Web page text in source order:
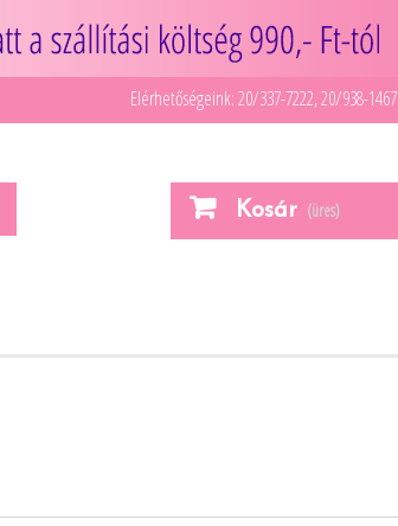
Elérhetőségeink: 20/337-7222, 20/938-1467
Kosár (üres)